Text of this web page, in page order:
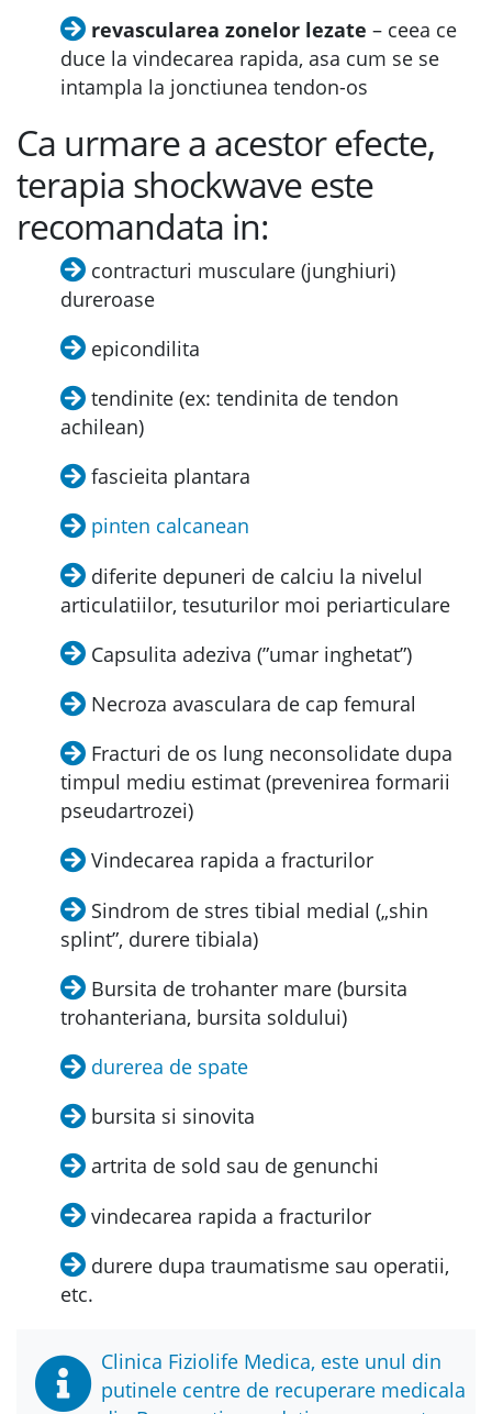
revascularea zonelor lezate – ceea ce
duce la vindecarea rapida, asa cum se se
intampla la jonctiunea tendon-os
Ca urmare a acestor efecte,
terapia shockwave este
recomandata in:
contracturi musculare (junghiuri)
dureroase
epicondilita
tendinite (ex: tendinita de tendon
achilean)
fascieita plantara
pinten calcanean
diferite depuneri de calciu la nivelul
articulatiilor, tesuturilor moi periarticulare
Capsulita adeziva (”umar inghetat”)
Necroza avasculara de cap femural
Fracturi de os lung neconsolidate dupa
timpul mediu estimat (prevenirea formarii
pseudartrozei)
Vindecarea rapida a fracturilor
Sindrom de stres tibial medial („shin
splint”, durere tibiala)
Bursita de trohanter mare (bursita
trohanteriana, bursita soldului)
durerea de spate
bursita si sinovita
artrita de sold sau de genunchi
vindecarea rapida a fracturilor
durere dupa traumatisme sau operatii,
etc.
Clinica Fiziolife Medica, este unul din
putinele centre de recuperare medicala